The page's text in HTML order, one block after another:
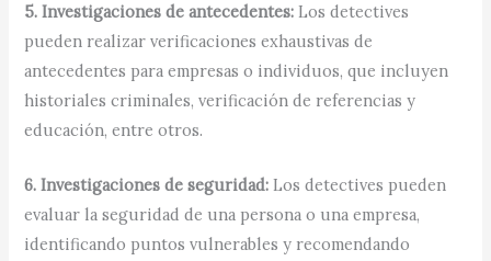
5. Investigaciones de antecedentes: Los detectives
pueden realizar verificaciones exhaustivas de
antecedentes para empresas o individuos, que incluyen
historiales criminales, verificación de referencias y
educación, entre otros.
6. Investigaciones de seguridad: Los detectives pueden
evaluar la seguridad de una persona o una empresa,
identificando puntos vulnerables y recomendando